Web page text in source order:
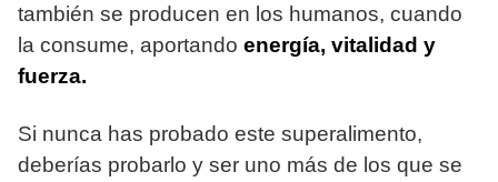
también se producen en los humanos, cuando
la consume, aportando energía, vitalidad y
fuerza.
Si nunca has probado este superalimento,
deberías probarlo y ser uno más de los que se